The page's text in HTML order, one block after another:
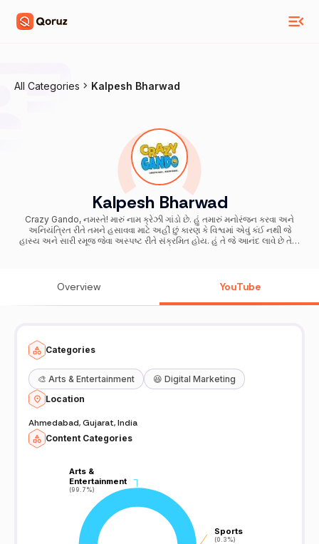
All Categories Kalpesh Bharwad
Kalpesh Bharwad
Crazy Gando, નમસ્તે! મારું નામ ક્રેઝી ગાંડો છે. હું તમારું મનોરંજન કરવા અને
અનિયંત્રિત રીતે તમને હસાવવા માટે અહીં છું કારણ કે વિશ્વમાં એવું કંઈ નથી જે
હાસ્ય અને સારી રમૂજ જેવા અસ્પષ્ટ રીતે સંક્રમિત હોય. હું તે જે આનંદ લાવે છે તેના
Wasted Live ! Laugh ! Love ! Thank you for coming to this channel. I
oxygen, so say "hey..;-)" Subscribe , Share Spread l Love, Enjoy
Overview YouTube
Categories
🎨 Arts & Entertainment 😆 Digital Marketing
Location
Ahmedabad, Gujarat, India
Content Categories
Arts &
Entertainment
(99.7%)
Arts &
Entertainment
(99.7%)
Sports
(0.3%)
Sports
(0.3%)